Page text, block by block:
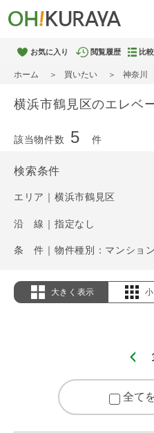
お気に入り 閲覧履歴 比
ホーム 買いたい 神奈川
横浜市鶴見区のエレベ
該当物件数 5 件
検索条件
エリア｜横浜市鶴見区
沿 線｜指定なし
大きく表示
全て